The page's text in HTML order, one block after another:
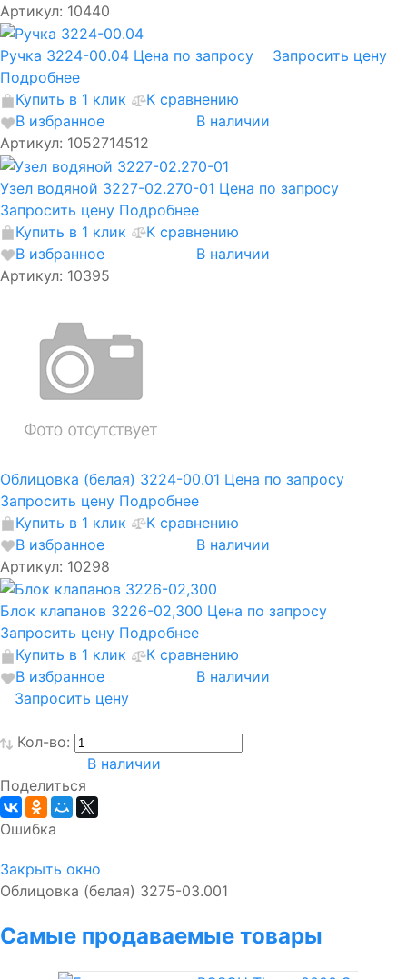
Артикул: 10440
Ручка 3224-00.04 Цена по запросу
Запросить цену
Подробнее
Купить в 1 клик
К сравнению
В избранное
В наличии
Артикул: 1052714512
Узел водяной 3227-02.270-01 Цена по запросу
Запросить цену Подробнее
Купить в 1 клик
К сравнению
В избранное
В наличии
Артикул: 10395
Облицовка (белая) 3224-00.01 Цена по запросу
Запросить цену Подробнее
Купить в 1 клик
К сравнению
В избранное
В наличии
Артикул: 10298
Блок клапанов 3226-02,300 Цена по запросу
Запросить цену Подробнее
Купить в 1 клик
К сравнению
В избранное
В наличии
Запросить цену
Кол-во:
В наличии
Поделиться
Ошибка
Закрыть окно
Облицовка (белая) 3275-03.001
Самые продаваемые товары